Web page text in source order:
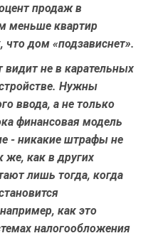
продаж в
меньше квартир
дом «подзависнет».
видит не в карательных
Нужны
ввода, а не только
финансовая модель
- никакие штрафы не
же, как в других
лишь тогда, когда
как это
налогообложения